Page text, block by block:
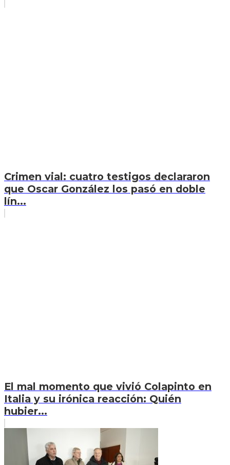
Crimen vial: cuatro testigos declararon
que Oscar González los pasó en doble
lín...
El mal momento que vivió Colapinto en
Italia y su irónica reacción: Quién
hubier...